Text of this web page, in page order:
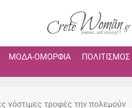
ΜΌΔΑ-ΟΜΟΡΦΙΆ ΠΟΛΙΤΙΣΜΌΣ
νόστιμες τροφές την πολεμούν